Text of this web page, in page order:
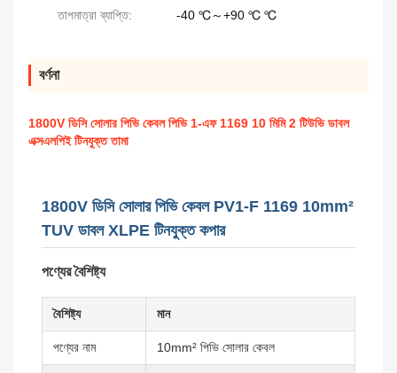
তাপমাত্রা ব্যাপ্তি: -40 ℃～+90 ℃ ℃
বর্ণনা
1800V ডিসি সোলার পিভি কেবল পিভি 1-এফ 1169 10 মিমি 2 টিউভি ডাবল
এক্সএলপিই টিনযুক্ত তামা
1800V ডিসি সোলার পিভি কেবল PV1-F 1169 10mm²
TUV ডাবল XLPE টিনযুক্ত কপার
পণ্যের বৈশিষ্ট্য
বৈশিষ্ট্য মান
পণ্যের নাম 10mm² পিভি সোলার কেবল